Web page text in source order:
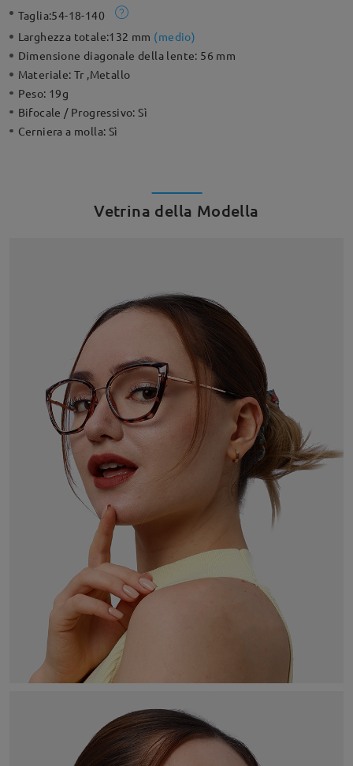
Taglia:54-18-140
Larghezza totale:132 mm (medio)
Dimensione diagonale della lente: 56 mm
Materiale:Tr ,Metallo
Peso: 19g
Bifocale / Progressivo:Sì
Cerniera a molla: Sì
Vetrina della Modella